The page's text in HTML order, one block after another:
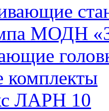
МОДН
комплекты
ЛАРН 10